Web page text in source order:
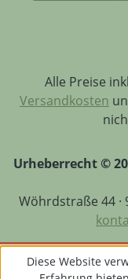
Alle Preise
Versandkosten
Urheberrecht ©
Wöhrdstraße 44 ·
Diese Website